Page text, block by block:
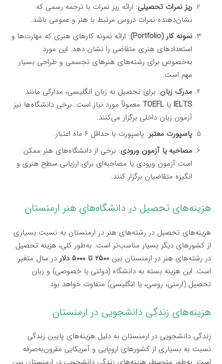
ریز نمرات تحصیلی: ارائه ریز نمرات با ترجمه رسمی که
نشان‌دهنده نمرات دروس مرتبط با هنر و عمومی باشد.
نمونه کار (Portfolio)
: ارائه نمونه کارهای هنری که مهارت‌ها و
استعدادهای هنری متقاضی را نشان دهد. این مورد
به‌خصوص برای رشته‌های هنرهای تجسمی و طراحی بسیار
مهم است.
مدرک زبان: برای تحصیل به زبان انگلیسی، مدارکی مانند
IELTS یا TOEFL معمولاً مورد نیاز است. برخی دانشگاه‌ها نیز
آزمون زبان داخلی برگزار می‌کنند.
پاسپورت معتبر: پاسپورت با حداقل ۶ ماه اعتبار.
مصاحبه یا آزمون ورودی: برخی از دانشگاه‌های هنر ممکن
است آزمون ورودی یا مصاحبه‌ای برای ارزیابی سطح هنری و
انگیزه متقاضیان برگزار کنند.
هزینه‌های تحصیل در دانشگاه‌های هنر ارمنستان
هزینه‌های تحصیل در رشته‌های هنر در ارمنستان به نسبت بسیاری
از کشورهای دیگر بسیار مناسب‌تر است. به‌طور کلی، هزینه تحصیل
در رشته‌های هنر در ارمنستان بین۲۵۰۰ تا ۵۰۰۰ دلار
در سال متغیر
است. این هزینه بسته به دانشگاه (دولتی یا خصوصی) و زبان
تحصیل (ارمنی، روسی، یا انگلیسی) متفاوت خواهد بود.
هزینه‌های زندگی دانشجویی در ارمنستان
زندگی دانشجویی در ارمنستان به دلیل هزینه‌های پایین زندگی
نسبت به بسیاری از کشورهای اروپایی و آمریکایی مقرون‌به‌صرفه